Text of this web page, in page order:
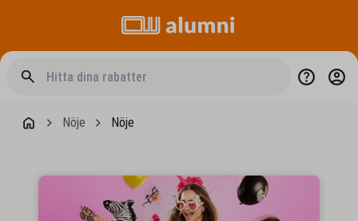
Nöje Nöje